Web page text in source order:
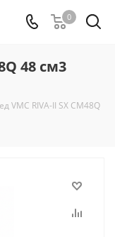
0
48 см3
VMC RIVA-II SX CM48Q